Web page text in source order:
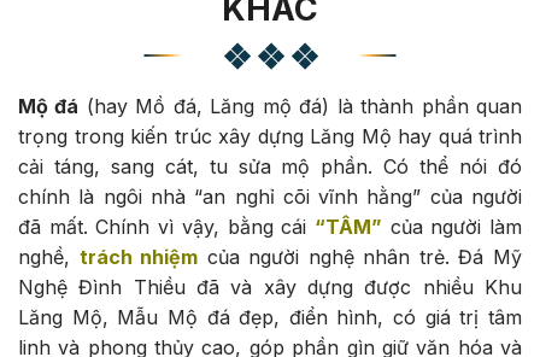
KHÁC
Mộ đá (hay Mồ đá, Lăng mộ đá) là thành phần quan
trọng trong kiến trúc xây dựng Lăng Mộ hay quá trình
cải táng, sang cát, tu sửa mộ phần. Có thể nói đó
chính là ngôi nhà “an nghỉ cõi vĩnh hằng” của người
đã mất. Chính vì vậy, bằng cái “TÂM” của người làm
nghề, trách nhiệm của người nghệ nhân trẻ. Đá Mỹ
Nghệ Đình Thiều đã và xây dựng được nhiều Khu
Lăng Mộ, Mẫu Mộ đá đẹp, điển hình, có giá trị tâm
linh và phong thủy cao, góp phần gìn giữ văn hóa và